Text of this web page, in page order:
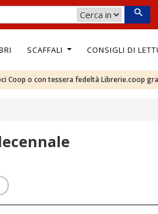
SCAFFALI CONSIGLI DI
Coop o con tessera fedeltà Librerie.coop